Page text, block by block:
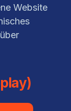
Website